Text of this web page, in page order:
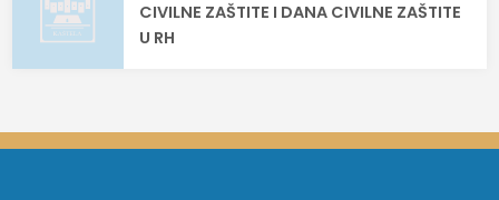
CIVILNE ZAŠTITE I DANA CIVILNE ZAŠTITE
U RH